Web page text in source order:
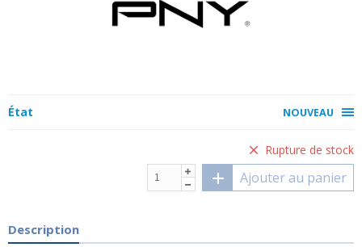
État NOUVEAU
Rupture de stock
Ajouter au panier
Description